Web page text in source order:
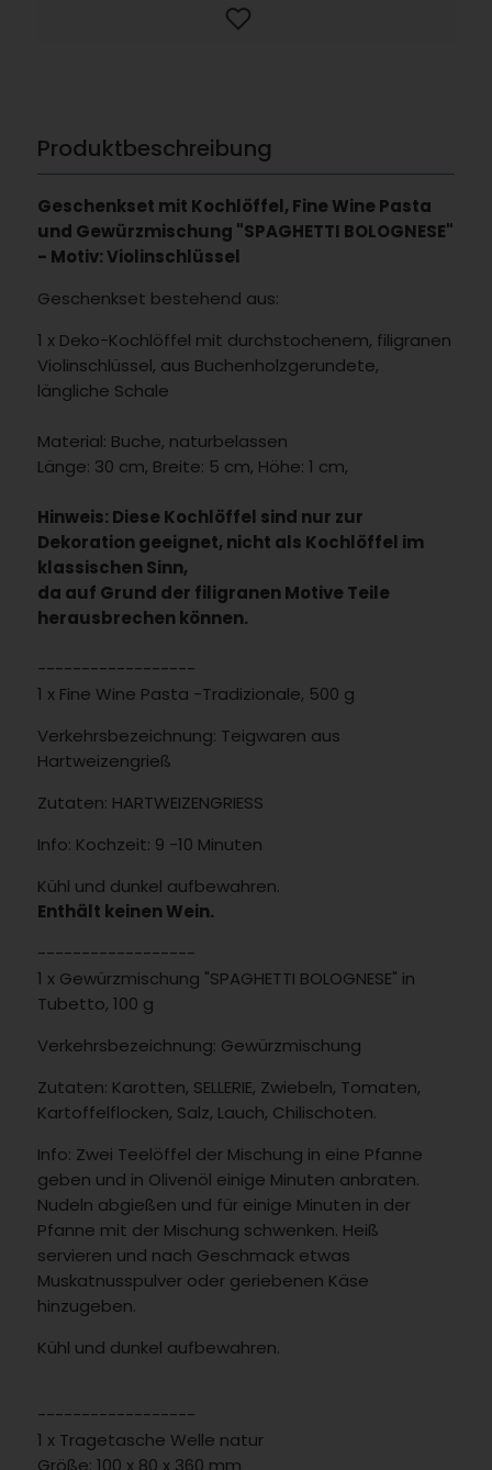
Produktbeschreibung
Geschenkset mit Kochlöffel, Fine Wine Pasta
und Gewürzmischung "SPAGHETTI BOLOGNESE"
- Motiv: Violinschlüssel
Geschenkset bestehend aus:
1 x Deko-Kochlöffel mit durchstochenem, filigranen
Violinschlüssel, aus Buchenholzgerundete,
längliche Schale
Material: Buche, naturbelassen
Länge: 30 cm, Breite: 5 cm, Höhe: 1 cm,
Hinweis: Diese Kochlöffel sind nur zur
Dekoration geeignet, nicht als Kochlöffel im
klassischen Sinn,
da auf Grund der filigranen Motive Teile
herausbrechen können.
------------------
1 x Fine Wine Pasta -Tradizionale, 500 g
Verkehrsbezeichnung: Teigwaren aus
Hartweizengrieß
Zutaten: HARTWEIZENGRIESS
Info: Kochzeit: 9 -10 Minuten
Kühl und dunkel aufbewahren.
Enthält keinen Wein.
------------------
1 x Gewürzmischung "SPAGHETTI BOLOGNESE" in
Tubetto, 100 g
Verkehrsbezeichnung: Gewürzmischung
Zutaten: Karotten, SELLERIE, Zwiebeln, Tomaten,
Kartoffelflocken, Salz, Lauch, Chilischoten.
Info: Zwei Teelöffel der Mischung in eine Pfanne
geben und in Olivenöl einige Minuten anbraten.
Nudeln abgießen und für einige Minuten in der
Pfanne mit der Mischung schwenken. Heiß
servieren und nach Geschmack etwas
Muskatnusspulver oder geriebenen Käse
hinzugeben.
Kühl und dunkel aufbewahren.
------------------
1 x Tragetasche Welle natur
Größe: 100 x 80 x 360 mm